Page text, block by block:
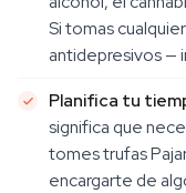
Si tomas
antidepresivos —
Planifica tu
significa que
tomes trufas
encargarte de